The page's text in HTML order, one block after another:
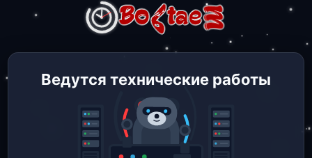
Ведутся технические работы